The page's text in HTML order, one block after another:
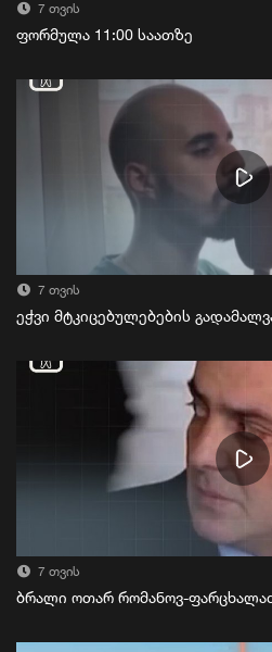
7 თვის
ფორმულა 11:00 საათზე
7 თვის
ეჭვი მტკიცებულებების
7 თვის
ბრალი ოთარ რომანოვ-